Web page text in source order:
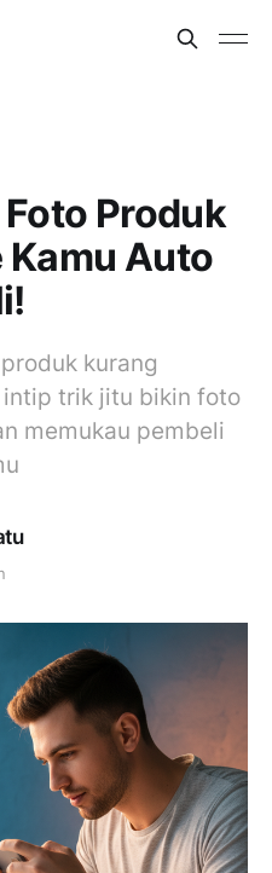
Produk
Auto
kurang
intip trik jitu bikin foto
memukau pembeli